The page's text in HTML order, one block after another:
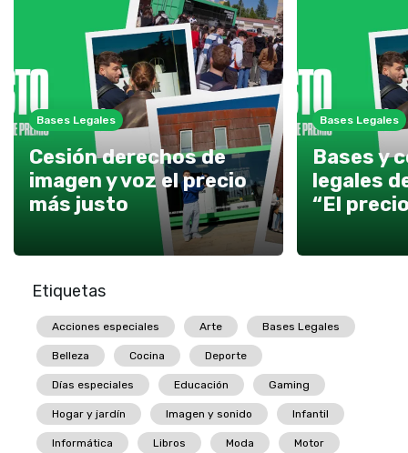
Bases Legales
Cesión derechos de
imagen y voz el precio
más justo
Bases Legales
Bases y
legales
“El
Etiquetas
Acciones especiales Arte Bases Legales
Belleza Cocina Deporte
Días especiales Educación Gaming
Hogar y jardín Imagen y sonido Infantil
Informática Libros Moda Motor